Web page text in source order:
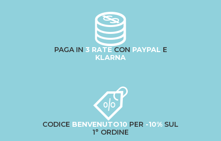
PAGA IN 3 RATECON PAYPAL E
KLARNA
CODICE BENVENUTO10 PER -10% SUL
1° ORDINE